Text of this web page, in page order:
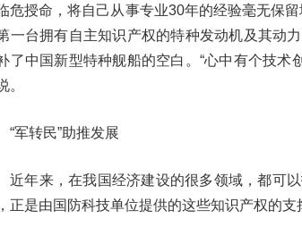
危授命，将自己从事专业30年的经验毫无保
一台拥有自主知识产权的特种发动机及其动
了中国新型特种舰船的空白。“心中有个技术
。
“军转民”助推发展
近年来，在我国经济建设的很多领域，都可
正是由国防科技单位提供的这些知识产权的支